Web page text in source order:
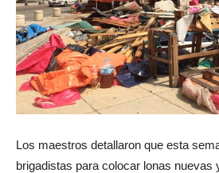
Los maestros detallaron que esta
brigadistas para colocar lonas nuevas